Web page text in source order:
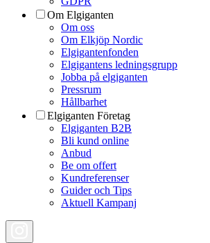
Om Elgiganten
Om oss
Om Elkjöp Nordic
Elgigantenfonden
Elgigantens ledningsgrupp
Jobba på elgiganten
Pressrum
Hållbarhet
Elgiganten Företag
Elgiganten B2B
Bli kund online
Anbud
Be om offert
Kundreferenser
Guider och Tips
Aktuell Kampanj